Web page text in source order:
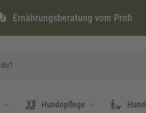
Ernährungsberatung vom Profi
Hundepflege